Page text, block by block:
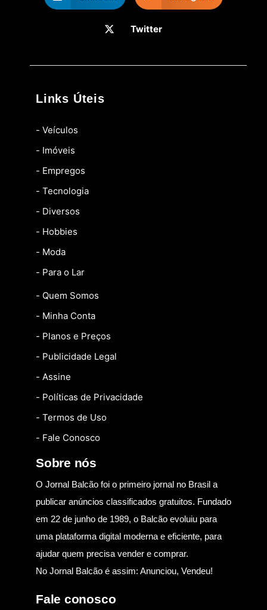
Twitter
Links Úteis
- Veículos
- Imóveis
- Empregos
- Tecnologia
- Diversos
- Hobbies
- Moda
- Para o Lar
- Quem Somos
- Minha Conta
- Planos e Preços
- Publicidade Legal
- Assine
- Políticas de Privacidade
- Termos de Uso
- Fale Conosco
Sobre nós
O Jornal Balcão foi o primeiro jornal no Brasil a
publicar anúncios classificados gratuitos. Fundado
em 22 de junho de 1989, o Balcão evoluiu para
uma plataforma digital moderna e eficiente, para
ajudar quem precisa vender e comprar.
No Jornal Balcão é assim: Anunciou, Vendeu!
Fale conosco